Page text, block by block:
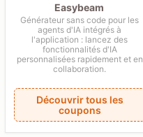
Easybeam
Générateur sans code pour les
agents d'IA intégrés à
l'application : lancez des
fonctionnalités d'IA
personnalisées rapidement et en
collaboration.
Découvrir tous les
coupons